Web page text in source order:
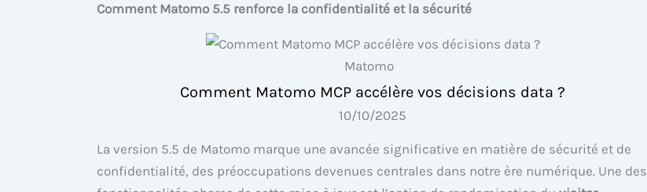
Comment Matomo 5.5 renforce la confidentialité et la sécurité
Matomo
Comment Matomo MCP accélère vos décisions data ?
10/10/2025
La version 5.5 de Matomo marque une avancée significative en matière de sécurité et de
confidentialité, des préoccupations devenues centrales dans notre ère numérique. Une des